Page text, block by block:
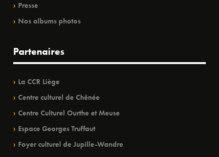
Presse
Nos albums photos
Partenaires
La CCR Liège
Centre culturel de Chênée
Centre Culturel Ourthe et Meuse
Espace Georges Truffaut
Foyer culturel de Jupille-Wandre